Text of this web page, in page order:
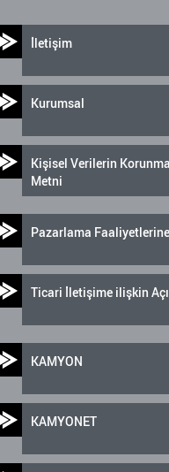
İletişim
Kurumsal
Kişisel Verilerin
Metni
Pazarlama
Ticari İletişime ilişkin
KAMYON
KAMYONET